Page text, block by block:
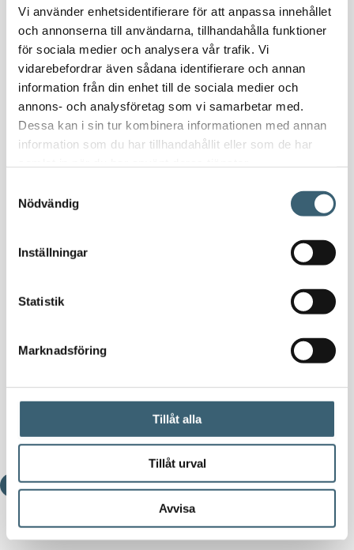
Vi använder enhetsidentifierare för att anpassa innehållet
och annonserna till användarna, tillhandahålla funktioner
för sociala medier och analysera vår trafik. Vi
vidarebefordrar även sådana identifierare och annan
information från din enhet till de sociala medier och
annons- och analysföretag som vi samarbetar med.
Dessa kan i sin tur kombinera informationen med annan
information som du har tillhandahållit eller som de har
Nödvändig
Inställningar
Statistik
Marknadsföring
Tillåt alla
Tillåt urval
Avvisa
Dieseltankar ADR 500-3000 liter
Oljetankar 200-9000 liter
Bensin
Bensintankar
Bensinutrustning
Kem
Uppsamlingskärl för fat & IBC
Kundcase
Nyheter
Kundspecifik tillverkning
Kontakt
Hem/Butik/ Produkter märkta ”Oljeavskiljare Verkstad”